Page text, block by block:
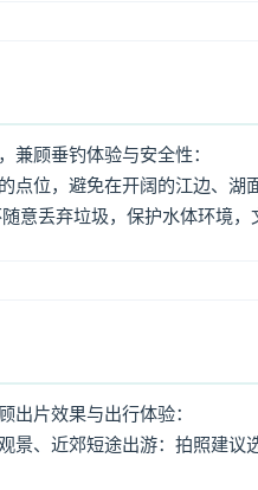
顾垂钓体验与安全性：
点位，避免在开阔的江边、湖
意丢弃垃圾，保护水体环境，
片效果与出行体验：
、近郊短途出游：拍照建议